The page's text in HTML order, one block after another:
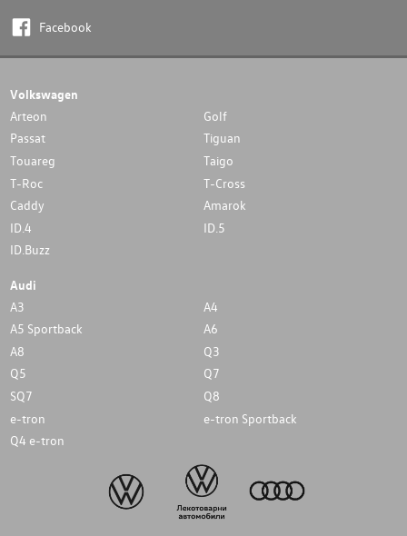
Facebook
Volkswagen
Arteon
Golf
Passat
Tiguan
Touareg
Taigo
T-Roc
T-Cross
Caddy
Amarok
ID.4
ID.5
ID.Buzz
Audi
A3
A4
A5 Sportback
A6
A8
Q3
Q5
Q7
SQ7
Q8
e-tron
e-tron Sportback
Q4 e-tron